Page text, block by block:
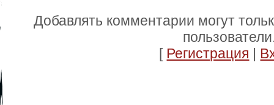
Добавлять комментарии могут
[ Регистрация |